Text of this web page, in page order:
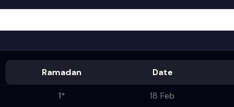
Ramadan Date
1* 18 Feb